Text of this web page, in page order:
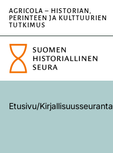
AGRICOLA – HISTORIAN,
PERINTEEN JA KULTTUURIEN
TUTKIMUS
Etusivu/Kirjallisuusseuranta